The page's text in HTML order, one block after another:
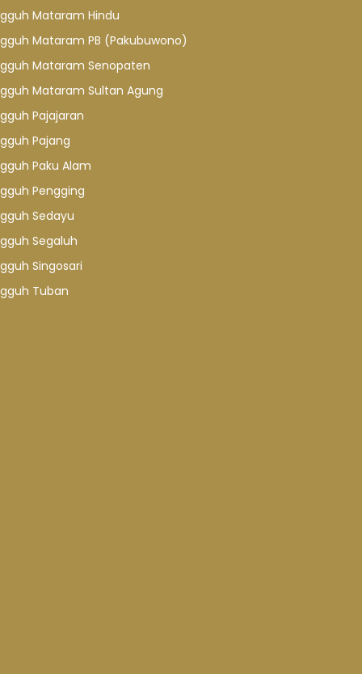
Mataram Hindu
Mataram PB (Pakubuwono)
Mataram Senopaten
Mataram Sultan Agung
Pajajaran
Pajang
Paku Alam
Pengging
Sedayu
Segaluh
Singosari
Tuban